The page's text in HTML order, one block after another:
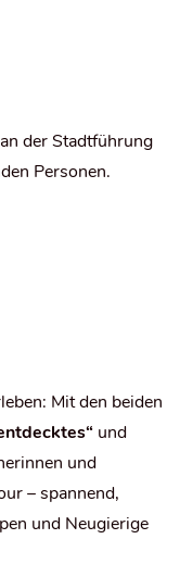
der Stadtführung
Personen.
Mit den beiden
und
und
– spannend,
und Neugierige